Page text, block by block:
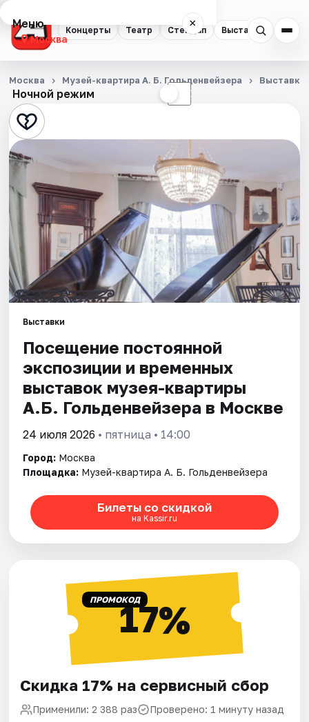
Концерты Театр Стендап Выставки
Меню ×
Москва
Концерты
Театр
Стендап
Выставки
Квесты
Экскурсии
Спорт
События
Города
Площадки
Артисты
Рейтинги
Ночной режим ☾
Москва Музей-квартира А. Б. Гольденвейзера Выставки
Выставки
Посещение постоянной
экспозиции и временных
выставок музея-квартиры
А.Б. Гольденвейзера в Москве
24 июля 2026 • пятница • 14:00
Город: Москва
Площадка: Музей-квартира А. Б. Гольденвейзера
Билеты со скидкой
на Kassir.ru
ПРОМОКОД17%
Скидка 17% на сервисный сбор
Применили: 2 388 раз Проверено: 1 минуту назад